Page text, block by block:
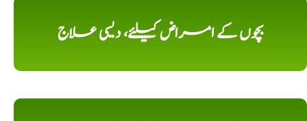
بچوں کے امراض کیلئے، دیسی علاج